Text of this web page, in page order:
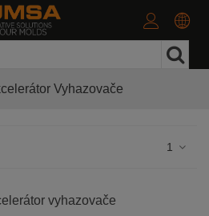
Vyhazovače
1
vyhazovače